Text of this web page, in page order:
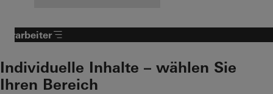
Verarbeiter
Individuelle Inhalte – wählen Sie
Ihren Bereich